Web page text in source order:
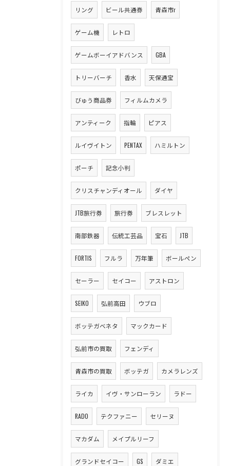
リング ビール共通券 青森市r
ゲーム機 レトロ
ゲームボーイアドバンス GBA
トリーバーチ 香水 天保通宝
びゅう商品券 フィルムカメラ
アンティーク 指輪 ピアス
ルイヴイトン PENTAX ハミルトン
ポーチ 記念小判
クリスチャンディオール ダイヤ
JTB旅行券 旅行券 ブレスレット
南部鉄器 伝統工芸品 宝石 JTB
FORTIS フルラ 万年筆 ボールペン
セーラー セイコー アストロン
SEIKO 弘前高田 ウブロ
ボッテガベネタ マックカード
弘前市の買取 フェンディ
青森市の買取 ボッテガ カメラレンズ
ライカ イヴ・サンローラン ラドー
RADO テクファニー セリーヌ
マカダム メイプルリーフ
グランドセイコー GS ダミエ